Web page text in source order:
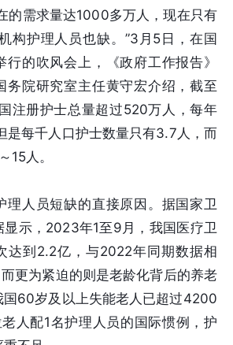
的需求量达1000多万人，现在只有
构护理人员也缺。”3月5日，在国
行的吹风会上，《政府工作报告》
务院研究室主任黄守宏介绍，截至
注册护士总量超过520万人，每年
是每千人口护士数量只有3.7人，而
15人。
理人员短缺的直接原因。据国家卫
显示，2023年1至9月，我国医疗卫
达到2.2亿，与2022年同期数据相
更为紧迫的则是老龄化背后的养老
国60岁及以上失能老人已超过4200
人配1名护理人员的国际惯例，护